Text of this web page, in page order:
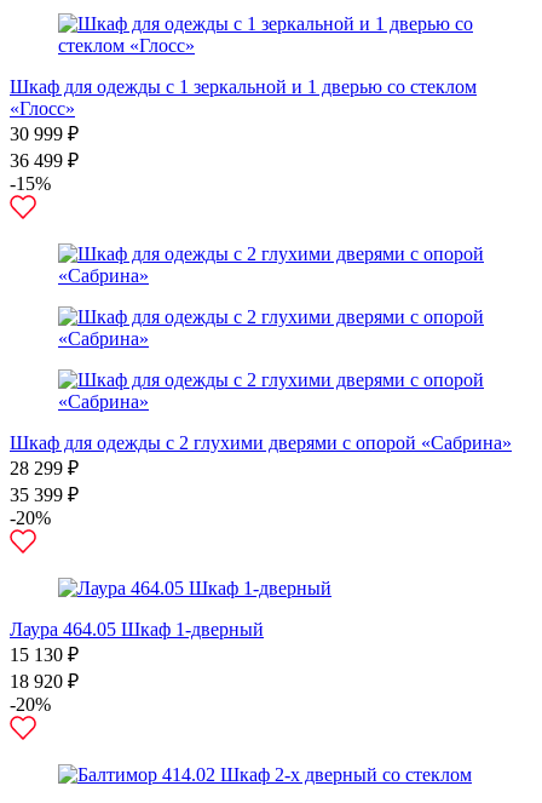
Шкаф для одежды с 1 зеркальной и 1 дверью со стеклом
«Глосс»
30 999 ₽
36 499 ₽
-15%
Шкаф для одежды с 2 глухими дверями с опорой «Сабрина»
28 299 ₽
35 399 ₽
-20%
Лаура 464.05 Шкаф 1-дверный
15 130 ₽
18 920 ₽
-20%